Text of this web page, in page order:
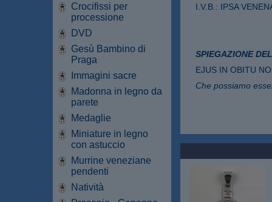
Crocifissi per
processione
DVD
Gesù Bambino di
Praga
Immagini sacre
Madonna in legno da
parete
Medaglie
Miniature in legno
con astuccio
Murrine veneziane
pendenti
Natività
I.V.B.: IPSA
SPIEGAZIONE
EJUS IN OBITU
Che possiamo